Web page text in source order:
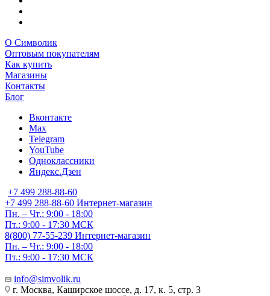
О Символик
Оптовым покупателям
Как купить
Магазины
Контакты
Блог
Вконтакте
Max
Telegram
YouTube
Одноклассники
Яндекс.Дзен
+7 499 288-88-60
+7 499 288-88-60 Интернет-магазин
Пн. – Чт.: 9:00 - 18:00
Пт.: 9:00 - 17:30 МСК
8(800) 77-55-239 Интернет-магазин
Пн. – Чт.: 9:00 - 18:00
Пт.: 9:00 - 17:30 МСК
info@simvolik.ru
г. Москва, Каширское шоссе, д. 17, к. 5, стр. 3